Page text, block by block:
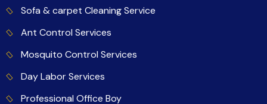
Sofa & carpet Cleaning Service
Ant Control Services
Mosquito Control Services
Day Labor Services
Professional Office Boy